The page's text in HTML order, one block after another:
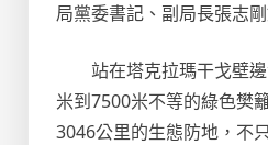
局黨委書記、副局長張志
站在塔克拉瑪干戈壁
米到7500米不等的綠色樊
3046公里的生態防地，不